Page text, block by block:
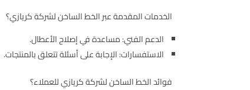
الخدمات المقدمة عبر الخط الساخن لشركة كريازي؟
الدعم الفني: مساعدة في إصلاح الأعطال.
الاستفسارات: الإجابة على أسئلة تتعلق بالمنتجات.
فوائد الخط الساخن لشركة كريازي للعملاء؟